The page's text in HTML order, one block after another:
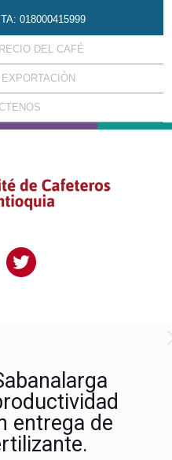
018000415999
DEL CAFÉ
entrega de